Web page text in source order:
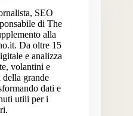
SEO
di The
alla
Da oltre 15
e analizza
volantini e
grande
dati e
utili per i